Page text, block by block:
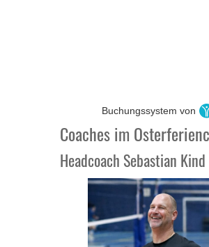
Buchungssystem von
Coaches im
Headcoach Sebastian Kind